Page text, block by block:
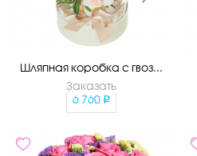
Шляпная коробка с гвоз...
Заказать
6 760